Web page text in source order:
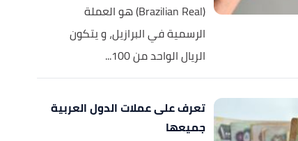
(Brazilian Real) هو العملة
الرسمية في البرازيل، و يتكون
الريال الواحد من 100...
تعرف على عملات الدول العربية
جميعها